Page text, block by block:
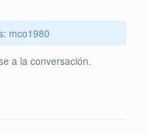
mco1980
a la conversación.